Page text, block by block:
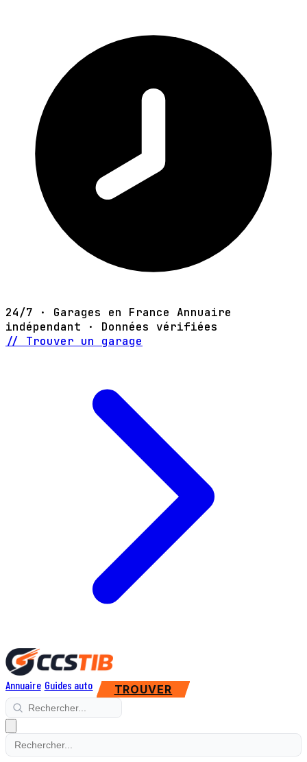
24/7 · Garages en France Annuaire
indépendant · Données vérifiées
// Trouver un garage
Annuaire Guides auto TROUVER